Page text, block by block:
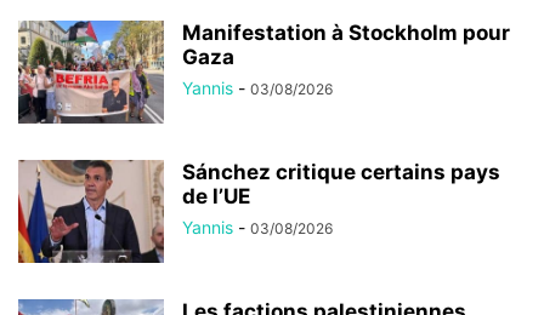
Manifestation à Stockholm pour
Gaza
Yannis - 03/08/2026
Sánchez critique certains pays
de l’UE
Yannis - 03/08/2026